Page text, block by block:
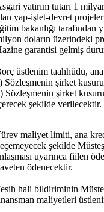
yatırım tutarı 1
yap-işlet-devret
bakanlığı tarafından
doların üzerindeki
garantisi gelmiş
üstlenim taahhüdü, ana
Sözleşmenin şirket
Sözleşmenin şirket
şekilde verilecektir.
maliyet limiti, ana
şekilde
uyarınca fiilen
ödenecektir.
hali bildiriminin
maliyetleri